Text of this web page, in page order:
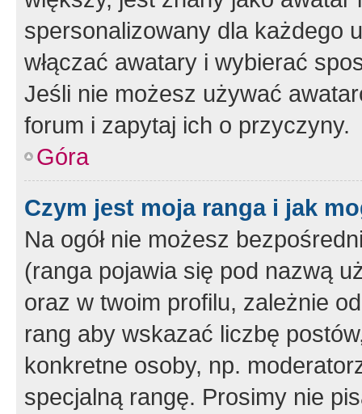
spersonalizowany dla każdego
włączać awatary i wybierać
Jeśli nie możesz używać
forum i zapytaj ich o przyczyny.
Góra
Czym jest moja ranga i jak
Na ogół nie możesz
(ranga pojawia się pod nazwą
oraz w twoim profilu, zależnie
rang aby wskazać liczbę
konkretne osoby, np.
specjalną rangę. Prosimy nie